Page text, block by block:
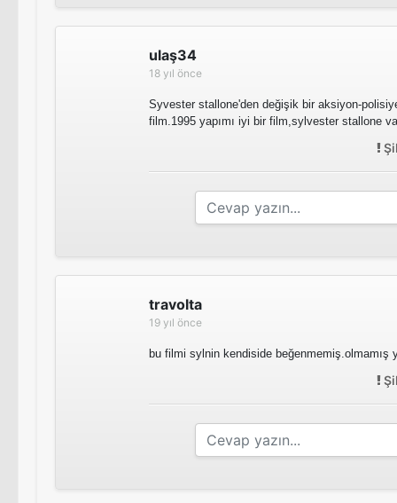
ulaş34
18 yıl önce
Syvester stallone'den değişik bir aksiyon-
film.1995 yapımı iyi bir film,sylvester stallone
travolta
19 yıl önce
bu filmi sylnin kendiside beğenmemiş.olmamış